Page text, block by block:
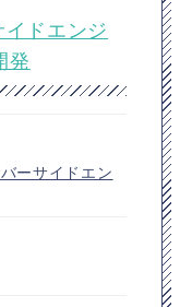
ドエンジ
発
ーサイドエン